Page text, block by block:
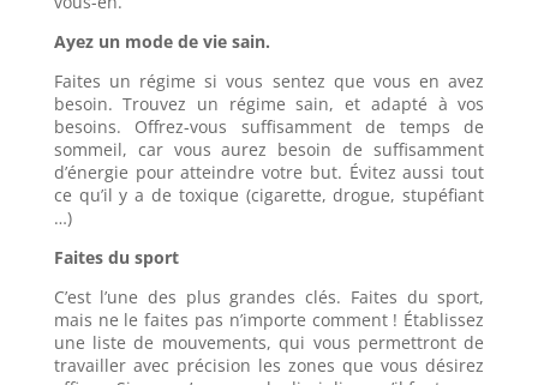
Ayez un mode de vie sain.
Faites un régime si vous sentez que vous en avez
besoin. Trouvez un régime sain, et adapté à vos
besoins. Offrez-vous suffisamment de temps de
sommeil, car vous aurez besoin de suffisamment
d’énergie pour atteindre votre but. Évitez aussi tout
ce qu’il y a de toxique (cigarette, drogue, stupéfiant
…)
Faites du sport
C’est l’une des plus grandes clés. Faites du sport,
mais ne le faites pas n’importe comment ! Établissez
une liste de mouvements, qui vous permettront de
travailler avec précision les zones que vous désirez